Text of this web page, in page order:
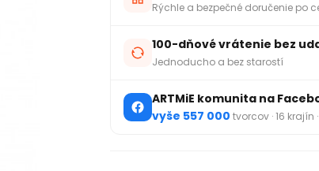
Rýchle a bezpečné doručenie po
100-dňové vrátenie bez
Jednoducho a bez starostí
ARTMiE komunita na
vyše 557 000 tvorcov · 16 krajín